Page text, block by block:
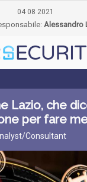
04 08 2021
Alessandro
Lazio, che
per fare
Consultant